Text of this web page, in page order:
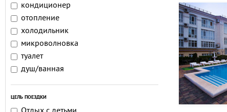
кондиционер
отопление
холодильник
микроволновка
туалет
душ/ванная
ЦЕЛЬ ПОЕЗДКИ